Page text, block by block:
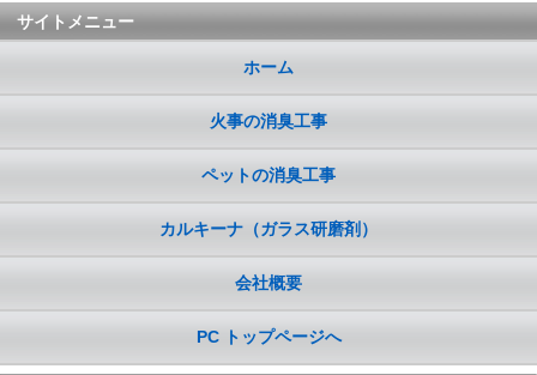
サイトメニュー
ホーム
火事の消臭工事
ペットの消臭工事
カルキーナ（ガラス研磨剤）
会社概要
PC トップページへ